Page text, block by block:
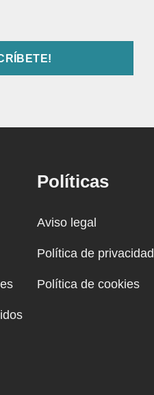
Políticas
Aviso legal
Política de privacidad
Política de cookies